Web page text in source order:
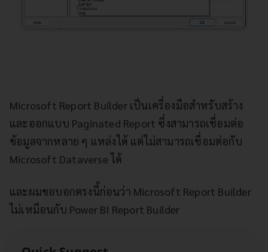
Microsoft Report Builder เป็นเครื่องมือสำหรับสร้าง
และออกแบบ Paginated Report ซึ่งสามารถเชื่อมต่อ
ข้อมูลจากหลาย ๆ แหล่งได้ แต่ไม่สามารถเชื่อมต่อกับ
Microsoft Dataverse ได้
และผมขอบอกตรงนี้ก่อนว่า Microsoft Report Builder
ไม่เหมือนกับ Power BI Report Builder